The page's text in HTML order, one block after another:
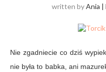
written byAnia |
Nie zgadniecie co dziś
nie była to babka, ani